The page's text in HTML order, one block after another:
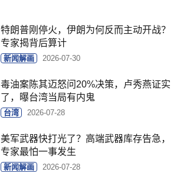
特朗普刚停火，伊朗为何反而主动开战？
专家揭背后算计
新闻解画 2026-07-30
毒油案陈其迈怒问20%决策，卢秀燕证实
了，曝台湾当局有内鬼
台湾 2026-07-28
美军武器快打光了？高端武器库存告急，
专家最怕一事发生
新闻解画 2026-07-28